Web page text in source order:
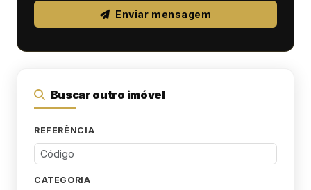
Enviar mensagem
Buscar outro imóvel
REFERÊNCIA
CATEGORIA